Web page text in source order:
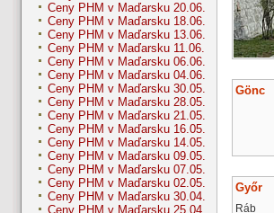
Ceny PHM v Maďarsku 20.06.
Ceny PHM v Maďarsku 18.06.
Ceny PHM v Maďarsku 13.06.
Ceny PHM v Maďarsku 11.06.
Ceny PHM v Maďarsku 06.06.
Ceny PHM v Maďarsku 04.06.
Ceny PHM v Maďarsku 30.05.
Ceny PHM v Maďarsku 28.05.
Ceny PHM v Maďarsku 21.05.
Ceny PHM v Maďarsku 16.05.
Ceny PHM v Maďarsku 14.05.
Ceny PHM v Maďarsku 09.05.
Ceny PHM v Maďarsku 07.05.
Ceny PHM v Maďarsku 02.05.
Ceny PHM v Maďarsku 30.04.
Ceny PHM v Maďarsku 25.04.
Gönc
Győr
Ráb